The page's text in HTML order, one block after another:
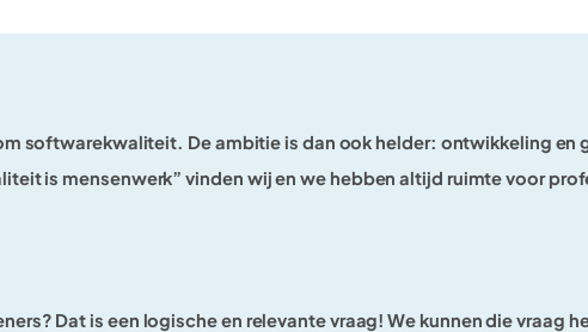
softwarekwaliteit. De ambitie is dan ook helder: ontwikkeling
is mensenwerk” vinden wij en we hebben altijd ruimte voor
Dat is een logische en relevante vraag! We kunnen die vraag